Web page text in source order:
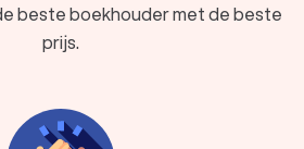
beste boekhouder met de beste
prijs.